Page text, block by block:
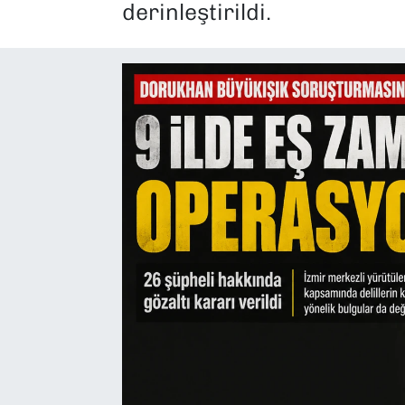
derinleştirildi.
YEREL YÖNETİMLER